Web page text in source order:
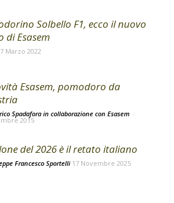
Solbello F1, ecco il nuovo
di Esasem
7 Marzo 2022
Esasem, pomodoro da
Spadafora in collaborazione con Esasem -
2015
del 2026 è il retato italiano
Francesco Sportelli 17 Novembre 2025